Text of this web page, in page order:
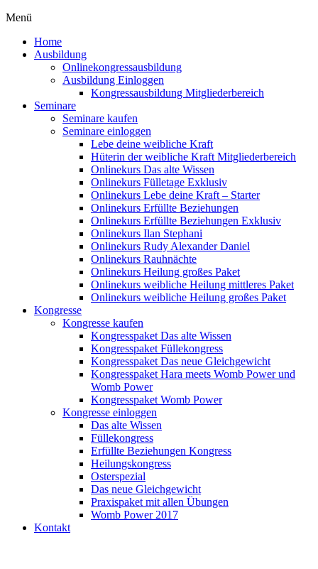
Menü
Home
Ausbildung
Onlinekongressausbildung
Ausbildung Einloggen
Kongressausbildung Mitgliederbereich
Seminare
Seminare kaufen
Seminare einloggen
Lebe deine weibliche Kraft
Hüterin der weibliche Kraft Mitgliederbereich
Onlinekurs Das alte Wissen
Onlinekurs Fülletage Exklusiv
Onlinekurs Lebe deine Kraft – Starter
Onlinekurs Erfüllte Beziehungen
Onlinekurs Erfüllte Beziehungen Exklusiv
Onlinekurs Ilan Stephani
Onlinekurs Rudy Alexander Daniel
Onlinekurs Rauhnächte
Onlinekurs Heilung großes Paket
Onlinekurs weibliche Heilung mittleres Paket
Onlinekurs weibliche Heilung großes Paket
Kongresse
Kongresse kaufen
Kongresspaket Das alte Wissen
Kongresspaket Füllekongress
Kongresspaket Das neue Gleichgewicht
Kongresspaket Hara meets Womb Power und
Womb Power
Kongresspaket Womb Power
Kongresse einloggen
Das alte Wissen
Füllekongress
Erfüllte Beziehungen Kongress
Heilungskongress
Osterspezial
Das neue Gleichgewicht
Praxispaket mit allen Übungen
Womb Power 2017
Kontakt